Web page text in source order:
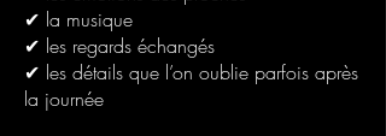
✔ la musique
✔ les regards échangés
✔ les détails que l’on oublie parfois après
la journée